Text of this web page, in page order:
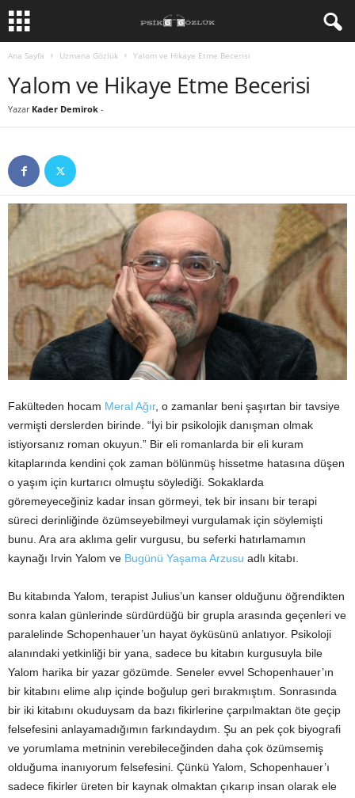
Ana Sayfa Uzmana Gözlük Yalom ve Hikaye Etme Becerisi
Yalom ve Hikaye Etme Becerisi
Yazar Kader Demirok -
Fakülteden hocam Meral Ağır, o zamanlar beni şaşırtan bir tavsiye
vermişti derslerden birinde. “İyi bir psikolojik danışman olmak
istiyorsanız roman okuyun.” Bir eli romanlarda bir eli kuram
kitaplarında kendini çok zaman bölünmüş hissetme hatasına düşen
o yaşım için kurtarıcı olmuştu söylediği. Sokaklarda
göremeyeceğiniz kadar insan görmeyi, tek bir insanı bir terapi
süreci derinliğinde özümseyebilmeyi vurgulamak için söylemişti
bunu. Ara ara aklıma gelir vurgusu, bu seferki hatırlamamın
kaynağı Irvin Yalom ve Bugünü Yaşama Arzusu adlı kitabı.
Bu kitabında Yalom, terapist Julius’un kanser olduğunu öğrendikten
sonra kalan günlerinde sürdürdüğü bir grupla arasında geçenleri ve
paralelinde Schopenhauer’un hayat öyküsünü anlatıyor. Psikoloji
alanındaki yetkinliği bir yana, sadece bu kitabın kurgusuyla bile
Yalom harika bir yazar gözümde. Seneler evvel Schopenhauer’ın
bir kitabını elime alıp içinde boğulup geri bırakmıştım. Sonrasında
bir iki kitabını okuduysam da bazı fikirlerine çarpılmaktan öte geçip
felsefesini anlayamadığımın farkındaydım. Şu an pek çok biyografi
ve yorumlama metninin verebileceğinden daha çok özümsemiş
olduğuma inanıyorum felsefesini. Çünkü Yalom, Schopenhauer’ı
sadece fikirler üreten bir kaynak olmaktan çıkarıp insan olarak ele